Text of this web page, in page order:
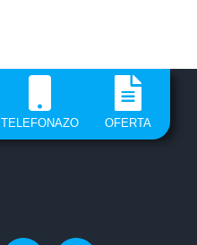
TELEFONAZO OFERTA